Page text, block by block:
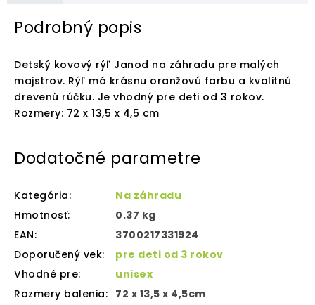
Podrobný popis
Detský kovový rýľ Janod na záhradu pre malých
majstrov. Rýľ má krásnu oranžovú farbu a kvalitnú
drevenú rúčku. Je vhodný pre deti od 3 rokov.
Rozmery: 72 x 13,5 x 4,5 cm
Dodatočné parametre
Kategória:
Na záhradu
Hmotnosť:
0.37 kg
EAN:
3700217331924
Doporučený vek:
pre deti od 3 rokov
Vhodné pre:
unisex
Rozmery balenia: 72 x 13,5 x 4,5cm